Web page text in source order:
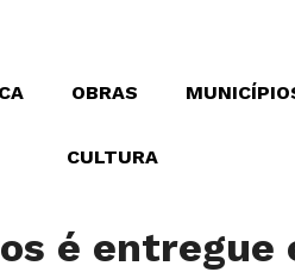
OBRAS
CULTURA
é entregue